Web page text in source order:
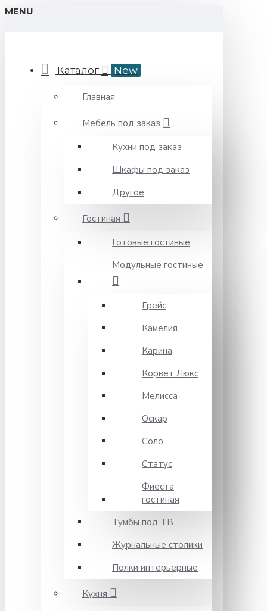
MENU
Каталог New
Главная
Мебель под заказ
Кухни под заказ
Шкафы под заказ
Другое
Гостиная
Готовые гостиные
Модульные гостиные
Грейс
Камелия
Карина
Корвет Люкс
Мелисса
Оскар
Соло
Статус
Фиеста
гостиная
Тумбы под ТВ
Журнальные столики
Полки интерьерные
Кухня